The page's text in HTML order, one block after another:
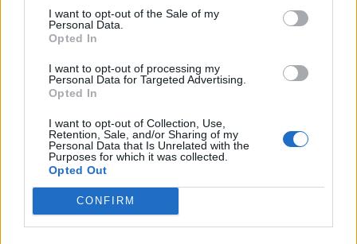
I want to opt-out of the Sale of my
Personal Data.
Opted In
I want to opt-out of processing my
Personal Data for Targeted Advertising.
Opted In
I want to opt-out of Collection, Use,
Retention, Sale, and/or Sharing of my
Personal Data that Is Unrelated with the
Purposes for which it was collected.
Opted Out
CONFIRM
Scarica riepilogo
stagionale
Scarica
Giornata Voto FVEntratoUscito
MIL 1-2 CRE
3 VER 0-0 CRE